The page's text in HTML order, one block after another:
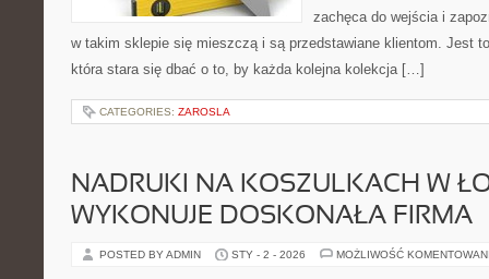
zachęca do wejścia i
w takim sklepie się mieszczą i są przedstawiane klientom. Jest
która stara się dbać o to, by każda kolejna kolekcja […]
CATEGORIES: ZAROSLA
NADRUKI NA KOSZULKACH W
WYKONUJE DOSKONAŁA FIRMA
POSTED BY ADMIN STY - 2 - 2026 MOŻLIWOŚĆ